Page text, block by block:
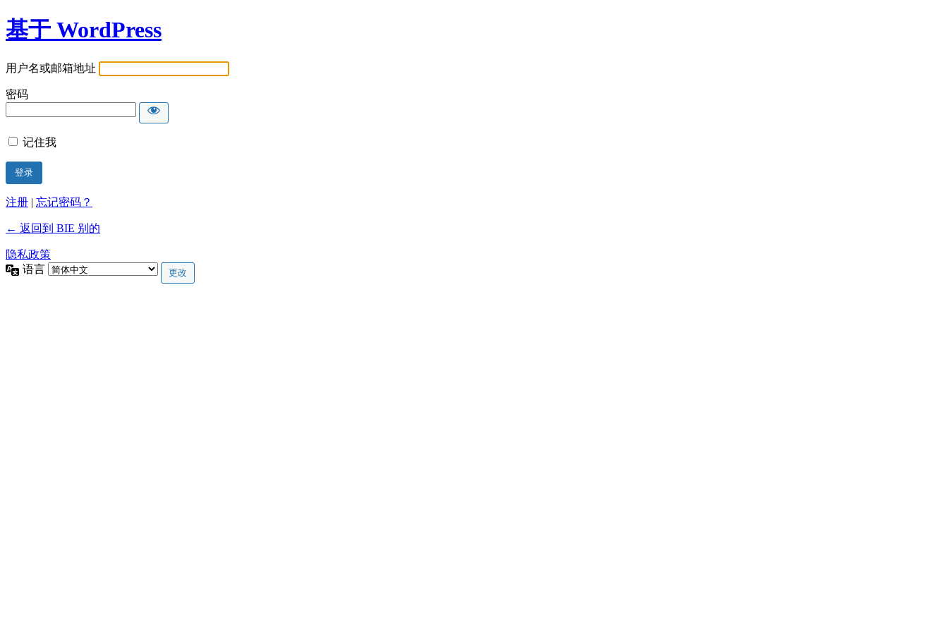
基于 WordPress
用户名或邮箱地址
密码
记住我
注册 | 忘记密码？
← 返回到 BIE 别的
隐私政策
语言